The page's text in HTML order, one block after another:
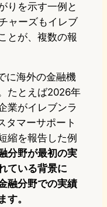
りを示す一例と
ャーズもイレブ
とが、複数の報
に海外の金融機
たとえば2026年
業がイレブンラ
タマーサポート
縮を報告した例
分野が最初の実
ている背景に
融分野での実績
す。